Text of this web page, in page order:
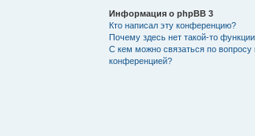
Информация о phpBB 3
Кто написал эту конференцию?
Почему здесь нет такой-то
С кем можно связаться по вопросу
конференцией?